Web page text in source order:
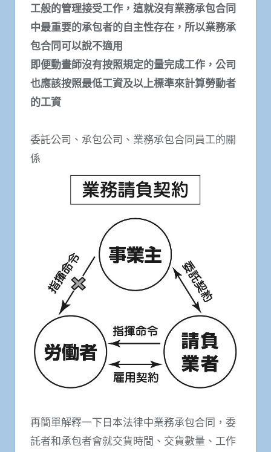
工般的管理接受工作，這就沒有業務承包合同
中最重要的承包者的自主性存在，所以業務承
包合同可以說不適用
即便動畫師沒有按照規定的量完成工作，公司
也應該按照最低工資及以上標準來計算勞動者
的工資
委託公司、承包公司、業務承包合同員工的關
係
再簡單解釋一下日本法律中業務承包合同，委
託者和承包者會就交貨時間、交貨數量、工作